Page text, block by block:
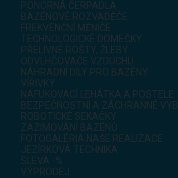
PONORNÁ ČERPADLA
BAZÉNOVÉ ROZVADĚČE
FREKVENČNÍ MĚNIČE
TECHNOLOGICKÉ DOMEČKY
PŘELIVNÉ ROŠTY, ŽLEBY
ODVLHČOVAČE VZDUCHU
NÁHRADNÍ DÍLY PRO BAZÉNY
VÍŘIVKY
NAFUKOVACÍ LEHÁTKA A POSTELE
BEZPEČNOSTNÍ A ZÁCHRANNÉ
ROBOTICKÉ SEKAČKY
ZAZIMOVÁNÍ BAZÉNŮ
FOTOGALÉRIA NAŠE REALIZACE
JEZÍRKOVÁ TECHNIKA
SLEVA -%
VÝPRODEJ